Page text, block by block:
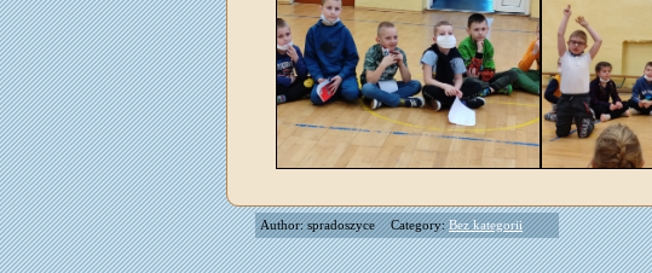
Author: spradoszyce Category:Bez kategorii